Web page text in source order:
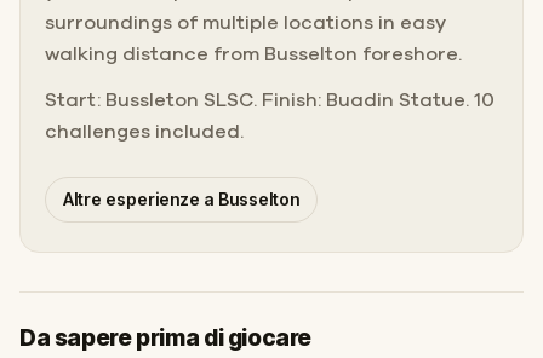
surroundings of multiple locations in easy
walking distance from Busselton foreshore.
Start: Bussleton SLSC. Finish: Buadin Statue. 10
challenges included.
Altre esperienze a Busselton
Da sapere prima di giocare